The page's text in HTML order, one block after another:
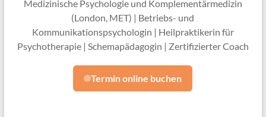
Medizinische Psychologie und Komplementärmedizin
(London, MET) | Betriebs- und
Kommunikationspsychologin | Heilpraktikerin für
Psychotherapie | Schemapädagogin | Zertifizierter Coach
Termin online buchen